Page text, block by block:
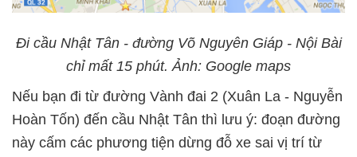
Đi cầu Nhật Tân - đường Võ Nguyên Giáp - Nội Bài
chỉ mất 15 phút. Ảnh: Google maps
Nếu bạn đi từ đường Vành đai 2 (Xuân La - Nguyễn
Hoàn Tốn) đến cầu Nhật Tân thì lưu ý: đoạn đường
này cấm các phương tiện dừng đỗ xe sai vị trí từ